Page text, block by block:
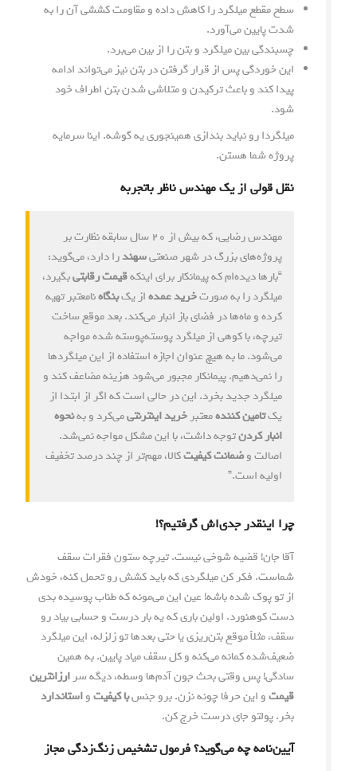
سطح مقطع میلگرد را کاهش داده و مقاومت کششی آن را به
شدت پایین می‌آورد.
چسبندگی بین میلگرد و بتن را از بین می‌برد.
این خوردگی پس از قرار گرفتن در بتن نیز می‌تواند ادامه
پیدا کند و باعث ترکیدن و متلاشی شدن بتن اطراف خود
شود.
میلگردا رو نباید بندازی همینجوری یه گوشه. اینا سرمایه
پروژه شما هستن.
نقل قولی از یک مهندس ناظر باتجربه
مهندس رضایی، که بیش از ۲۰ سال سابقه نظارت بر
پروژه‌های بزرگ در شهر صنعتیسهندرا دارد، می‌گوید:
“بارها دیده‌ام که پیمانکار برای اینکهقیمت رقابتیبگیرد،
میلگرد را به صورتخرید عمدهاز یکبنگاهنامعتبر تهیه
کرده و ماه‌ها در فضای باز انبار می‌کند. بعد موقع ساخت
تیرچه، با کوهی از میلگرد پوسته‌پوسته شده مواجه
می‌شود. ما به هیچ عنوان اجازه استفاده از این میلگردها
را نمی‌دهیم. پیمانکار مجبور می‌شود هزینه مضاعف کند و
میلگرد جدید بخرد. این در حالی است که اگر از ابتدا از
یکتامین کنندهمعتبرخرید اینترنتیمی‌کرد و بهنحوه
انبار کردنتوجه داشت، با این مشکل مواجه نمی‌شد.
اصالت وضمانت کیفیتکالا، مهم‌تر از چند درصد تخفیف
اولیه است.”
چرا اینقدر جدی‌اش گرفتیم؟!
آقا جان! قضیه شوخی نیست. تیرچه ستون فقرات سقف
شماست. فکر کن میلگردی که باید کشش رو تحمل کنه، خودش
از تو پوک شده باشه! عین این می‌مونه که طناب پوسیده بدی
دست کوهنورد. اولین باری که یه بار درست و حسابی بیاد رو
سقف، مثلاً موقع بتن‌ریزی یا حتی بعدها تو زلزله، این میلگرد
ضعیف‌شده کمانه می‌کنه و کل سقف میاد پایین. به همین
سادگی! پس وقتی بحث جون آدم‌ها وسطه، دیگه سرارزانترین
قیمتو این حرفا چونه نزن. برو جنسبا کیفیتواستاندارد
بخر. پولتو جای درست خرج کن.
آیین‌نامه چه می‌گوید؟ فرمول تشخیص زنگ‌زدگی مجاز